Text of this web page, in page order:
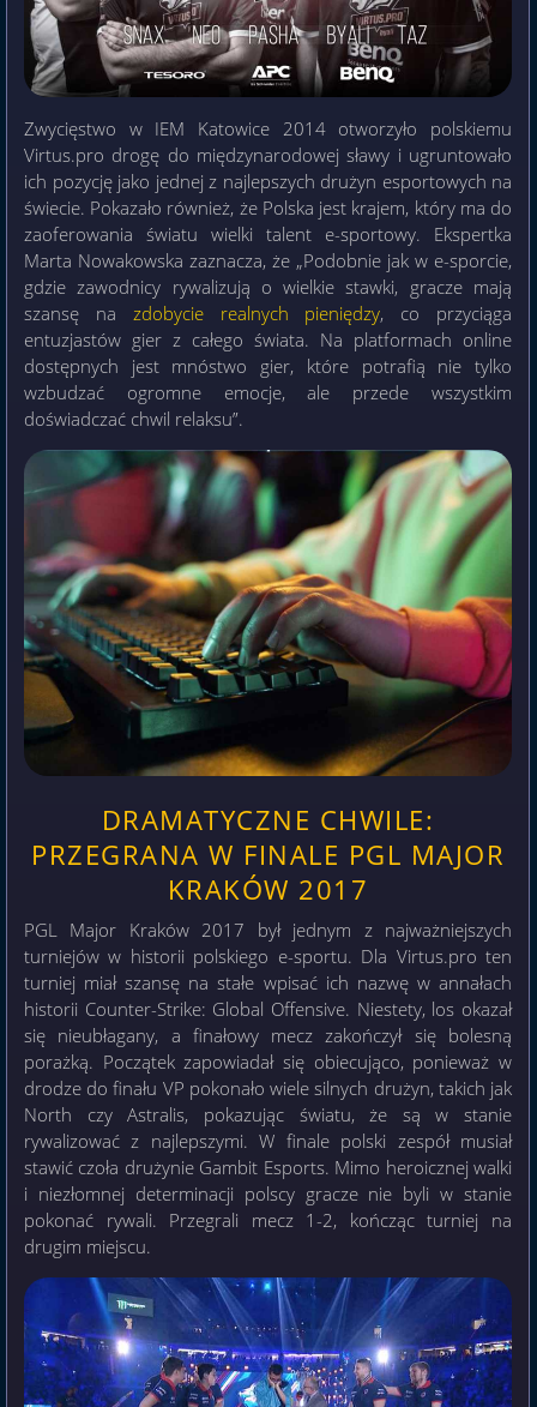
Zwycięstwo w IEM Katowice 2014 otworzyło polskiemu
Virtus.pro drogę do międzynarodowej sławy i ugruntowało
ich pozycję jako jednej z najlepszych drużyn esportowych na
świecie. Pokazało również, że Polska jest krajem, który ma do
zaoferowania światu wielki talent e-sportowy. Ekspertka
Marta Nowakowska zaznacza, że „Podobnie jak w e-sporcie,
gdzie zawodnicy rywalizują o wielkie stawki, gracze mają
szansę na zdobycie realnych pieniędzy, co przyciąga
entuzjastów gier z całego świata. Na platformach online
dostępnych jest mnóstwo gier, które potrafią nie tylko
wzbudzać ogromne emocje, ale przede wszystkim
doświadczać chwil relaksu”.
DRAMATYCZNE CHWILE:
PRZEGRANA W FINALE PGL MAJOR
KRAKÓW 2017
PGL Major Kraków 2017 był jednym z najważniejszych
turniejów w historii polskiego e-sportu. Dla Virtus.pro ten
turniej miał szansę na stałe wpisać ich nazwę w annałach
historii Counter-Strike: Global Offensive. Niestety, los okazał
się nieubłagany, a finałowy mecz zakończył się bolesną
porażką. Początek zapowiadał się obiecująco, ponieważ w
drodze do finału VP pokonało wiele silnych drużyn, takich jak
North czy Astralis, pokazując światu, że są w stanie
rywalizować z najlepszymi. W finale polski zespół musiał
stawić czoła drużynie Gambit Esports. Mimo heroicznej walki
i niezłomnej determinacji polscy gracze nie byli w stanie
pokonać rywali. Przegrali mecz 1-2, kończąc turniej na
drugim miejscu.